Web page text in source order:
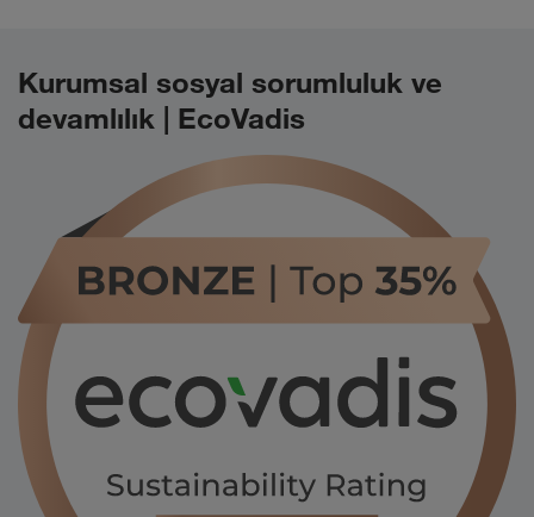
Kurumsal sosyal sorumluluk ve
devamlılık | EcoVadis